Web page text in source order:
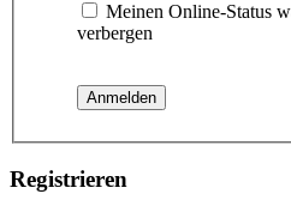
Meinen Online-Status
verbergen
Registrieren